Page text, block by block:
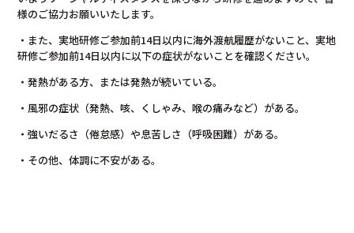
様のご協力お願いいたします。
・また、実地研修ご参加前14日以内に海外渡航履歴がないこと、実地
研修ご参加前14日以内に以下の症状がないことを確認ください。
・発熱がある方、または発熱が続いている。
・風邪の症状（発熱、咳、くしゃみ、喉の痛みなど）がある。
・強いだるさ（倦怠感）や息苦しさ（呼吸困難）がある。
・その他、体調に不安がある。